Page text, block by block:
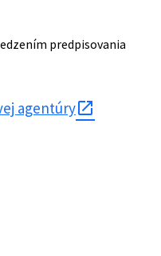
predpisovania
agentúry